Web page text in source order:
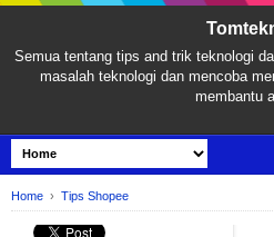
Semua tentang tips and trik teknologi
masalah teknologi dan mencoba
membantu
Home › Tips Shopee
TIPS SHOPEE